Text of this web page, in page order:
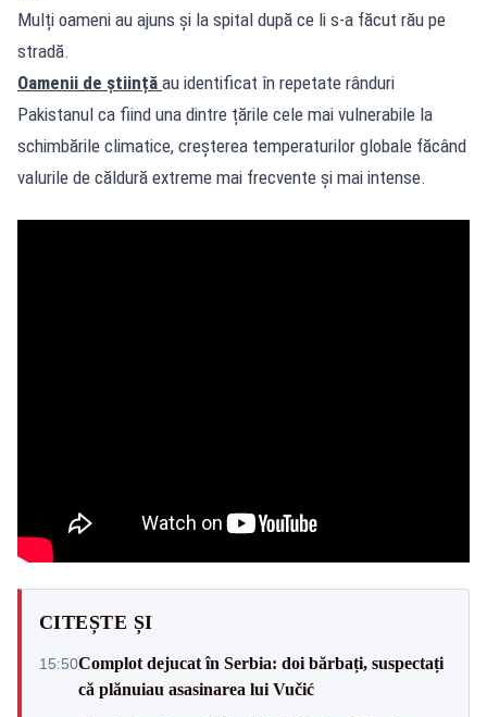
Mulți oameni au ajuns și la spital după ce li s-a făcut rău pe
stradă.
Oamenii de știință au identificat în repetate rânduri
Pakistanul ca fiind una dintre țările cele mai vulnerabile la
schimbările climatice, creșterea temperaturilor globale făcând
valurile de căldură extreme mai frecvente și mai intense.
CITEȘTE ȘI
15:50Complot dejucat în Serbia: doi bărbați, suspectați
că plănuiau asasinarea lui Vučić